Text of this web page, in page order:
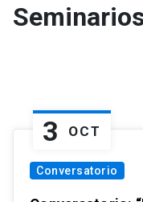
3 OCT
Conversatorio